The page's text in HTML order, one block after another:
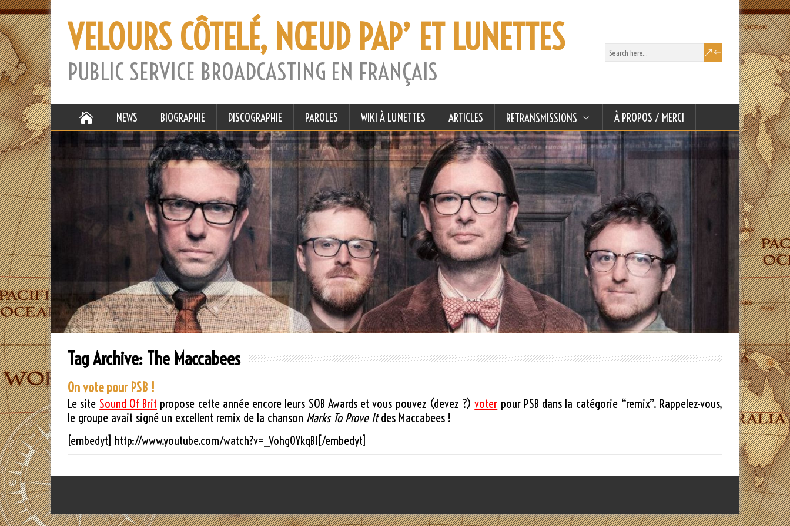
VELOURS CÔTELÉ, NŒUD PAP’ ET LUNETTES
PUBLIC SERVICE BROADCASTING EN FRANÇAIS
NEWS BIOGRAPHIE DISCOGRAPHIE PAROLES WIKI À LUNETTES ARTICLES RETRANSMISSIONS À PROPOS / MERCI
Tag Archive: The Maccabees
On vote pour PSB !
Le site Sound Of Brit propose cette année encore leurs SOB Awards et vous pouvez (devez ?)voter pour PSB dans la catégorie “remix”. Rappelez-vous,
le groupe avait signé un excellent remix de la chanson Marks To Prove Itdes Maccabees !
[embedyt] http://www.youtube.com/watch?v=_Vohg0YkqBI[/embedyt]